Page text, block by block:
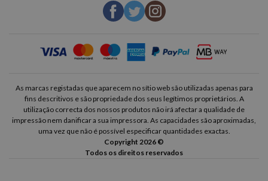
As marcas registadas que aparecem no sítio web são utilizadas apenas para
fins descritivos e são propriedade dos seus legítimos proprietários. A
utilização correcta dos nossos produtos não irá afectar a qualidade de
impressão nem danificar a sua impressora. As capacidades são aproximadas,
uma vez que não é possível especificar quantidades exactas.
Copyright 2026 ©
Todos os direitos reservados